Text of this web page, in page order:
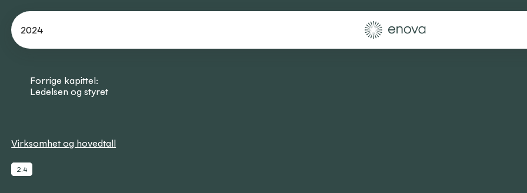
2024
Forrige kapittel:
Ledelsen og styret
Virksomhet og hovedtall
2.4